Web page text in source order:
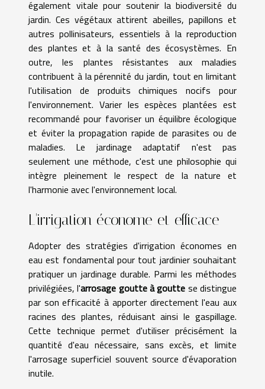
également vitale pour soutenir la biodiversité du
jardin. Ces végétaux attirent abeilles, papillons et
autres pollinisateurs, essentiels à la reproduction
des plantes et à la santé des écosystèmes. En
outre, les plantes résistantes aux maladies
contribuent à la pérennité du jardin, tout en limitant
l'utilisation de produits chimiques nocifs pour
l'environnement. Varier les espèces plantées est
recommandé pour favoriser un équilibre écologique
et éviter la propagation rapide de parasites ou de
maladies. Le jardinage adaptatif n'est pas
seulement une méthode, c'est une philosophie qui
intègre pleinement le respect de la nature et
l'harmonie avec l'environnement local.
L'irrigation économe et efficace
Adopter des stratégies d'irrigation économes en
eau est fondamental pour tout jardinier souhaitant
pratiquer un jardinage durable. Parmi les méthodes
privilégiées, l'arrosage goutte à goutte se distingue
par son efficacité à apporter directement l'eau aux
racines des plantes, réduisant ainsi le gaspillage.
Cette technique permet d'utiliser précisément la
quantité d'eau nécessaire, sans excès, et limite
l'arrosage superficiel souvent source d'évaporation
inutile.